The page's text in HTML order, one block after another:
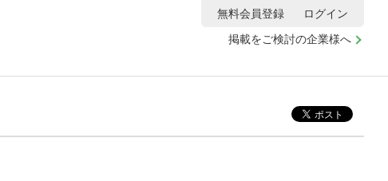
掲載をご検討の企業様へ
無料会員登録 ログイン